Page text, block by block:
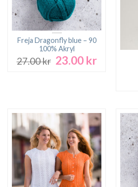
Freja Dragonfly blue – 90
100% Akryl
27.00kr Det
23.00 krDet